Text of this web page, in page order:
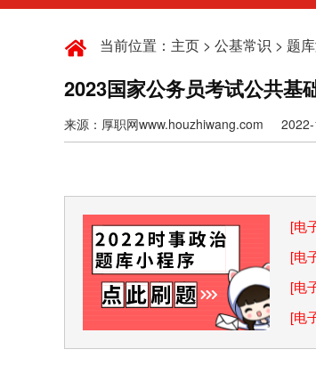
当前位置： 主页 > 公基常识 > 题
2023国家公务员考试公共基
来源：厚职网www.houzhiwang.com
[电
巧
[电
[电
[电